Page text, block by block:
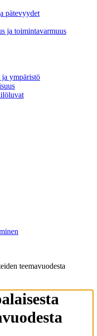
pätevyydet
ja toimintavarmuus
ympäristö
teemavuodesta